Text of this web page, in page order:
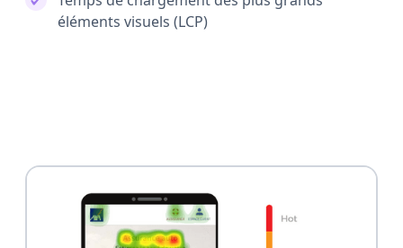
éléments visuels (LCP)